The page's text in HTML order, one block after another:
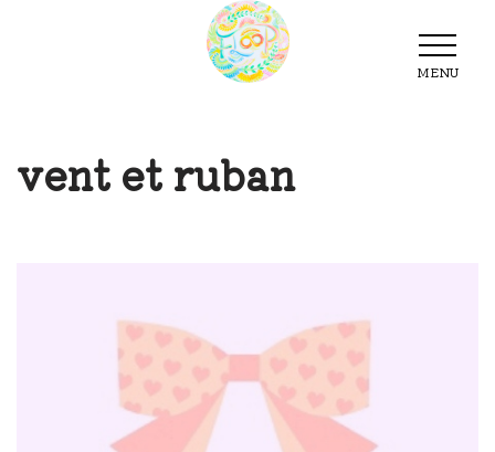
MENU
MENU
vent et ruban